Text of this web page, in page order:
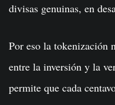
divisas genuinas, en
Por eso la tokenización
entre la inversión y la
permite que cada